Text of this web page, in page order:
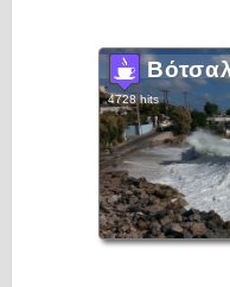
4728 hits